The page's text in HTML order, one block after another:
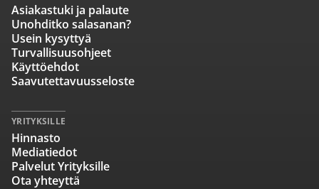
Asiakastuki ja palaute
Unohditko salasanan?
Usein kysyttyä
Turvallisuusohjeet
Käyttöehdot
Saavutettavuusseloste
YRITYKSILLE
Hinnasto
Mediatiedot
Palvelut Yrityksille
Ota yhteyttä